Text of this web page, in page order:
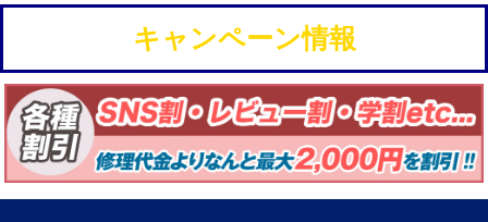
キャンペーン情報